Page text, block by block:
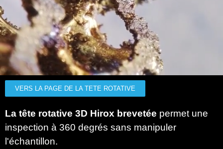
VERS LA PAGE DE LA TETE ROTATIVE
La tête rotative 3D Hirox brevetée permet une
inspection à 360 degrés sans manipuler
l'échantillon.